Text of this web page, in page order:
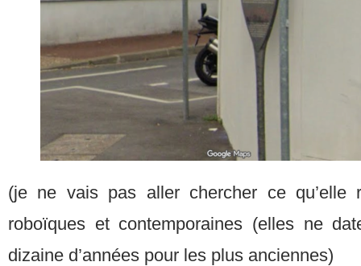
(je ne vais pas aller chercher ce
roboïques et contemporaines (elles ne
dizaine d’années pour les plus anciennes)